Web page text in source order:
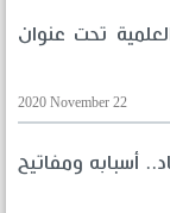
تحت عنوان
2020 November 22
أسبابه ومفاتيح